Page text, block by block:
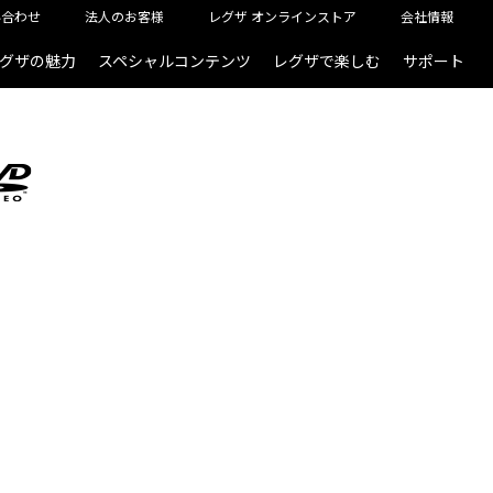
わせ 法人のお客様 レグザ オンラインストア 会社情報
ザの魅力 スペシャルコンテンツ レグザで楽しむ サポート